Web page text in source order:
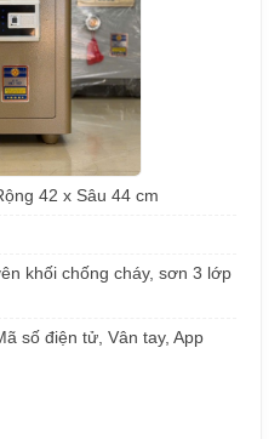
42 x Sâu 44 cm
khối chống cháy, sơn 3 lớp
số điện tử, Vân tay, App